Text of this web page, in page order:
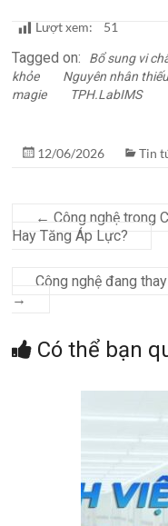
Lượt xem: 51
Tagged on: Bổ sung vi
khỏe
Nguyên nhân
magie
TPH.LabIMS
12/06/2026 Tin
← Công nghệ trong
Hay Tăng Áp Lực?
Công nghệ đang
→
Có thể bạn